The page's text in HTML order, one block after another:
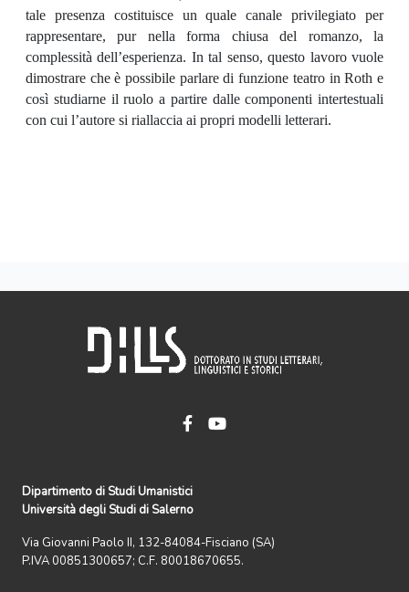
tale presenza costituisce un quale canale privilegiato per
rappresentare, pur nella forma chiusa del romanzo, la
complessità dell’esperienza. In tal senso, questo lavoro vuole
dimostrare che è possibile parlare di funzione teatro in Roth e
così studiarne il ruolo a partire dalle componenti intertestuali
con cui l’autore si riallaccia ai propri modelli letterari.
Dipartimento di Studi Umanistici
Università degli Studi di Salerno
Via Giovanni Paolo II, 132-84084-Fisciano (SA)
P.IVA 00851300657; C.F. 80018670655.